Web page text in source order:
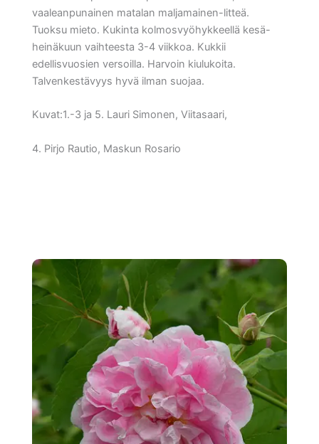
vaaleanpunainen matalan maljamainen-litteä.
Tuoksu mieto. Kukinta kolmosvyöhykkeellä kesä-
heinäkuun vaihteesta 3-4 viikkoa. Kukkii
edellisvuosien versoilla. Harvoin kiulukoita.
Talvenkestävyys hyvä ilman suojaa.
Kuvat:1.-3 ja 5. Lauri Simonen, Viitasaari,
4. Pirjo Rautio, Maskun Rosario